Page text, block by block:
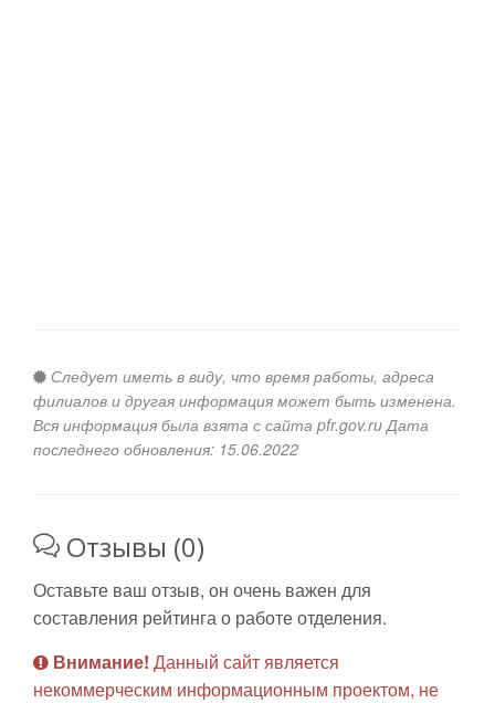
Следует иметь в виду, что время работы, адреса
филиалов и другая информация может быть изменена.
Вся информация была взята с сайта pfr.gov.ru Дата
последнего обновления: 15.06.2022
Отзывы (0)
Оставьте ваш отзыв, он очень важен для
составления рейтинга о работе отделения.
Внимание! Данный сайт является
некоммерческим информационным проектом, не